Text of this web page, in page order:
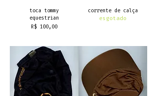
toca tommy
equestrian
Preço
R$ 100,00
corrente de calça
esgotado